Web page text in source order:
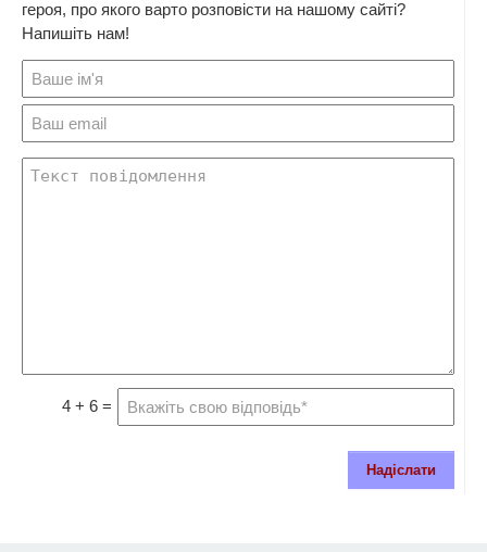
героя, про якого варто розповісти на нашому сайті?
Напишіть нам!
4 + 6 =
Надіслати